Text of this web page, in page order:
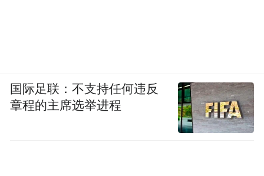
国际足联：不支持任何违反
章程的主席选举进程